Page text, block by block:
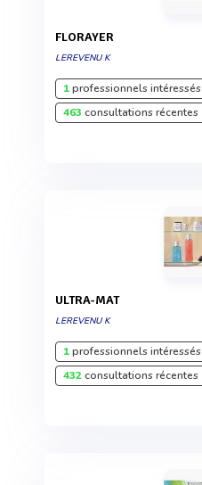
FLORAYER
LEREVENU K
1professionnels intéressés
463 consultations récentes
ULTRA-MAT
LEREVENU K
1professionnels intéressés
432consultations récentes